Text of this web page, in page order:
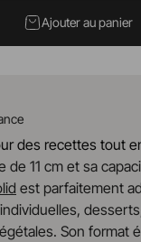
Ajouter au panier
des recettes tout
de 11 cm et sa
est parfaitement
Son format